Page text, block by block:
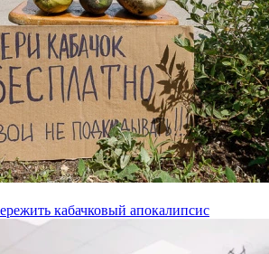
кабачковый апокалипсис